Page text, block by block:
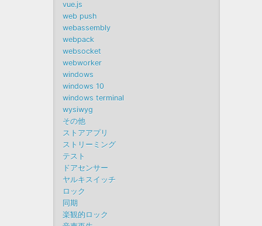
vue.js
web push
webassembly
webpack
websocket
webworker
windows
windows 10
windows terminal
wysiwyg
その他
ストアアプリ
ストリーミング
テスト
ドアセンサー
ヤルキスイッチ
ロック
同期
楽観的ロック